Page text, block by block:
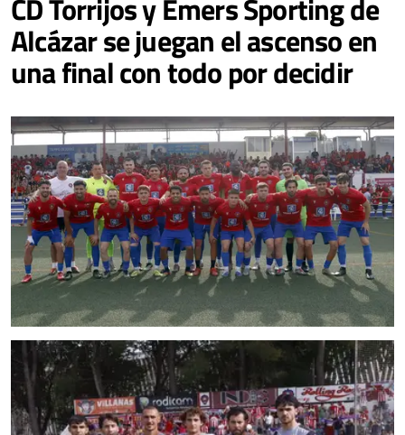
CD Torrijos y Emers Sporting de
Alcázar se juegan el ascenso en
una final con todo por decidir